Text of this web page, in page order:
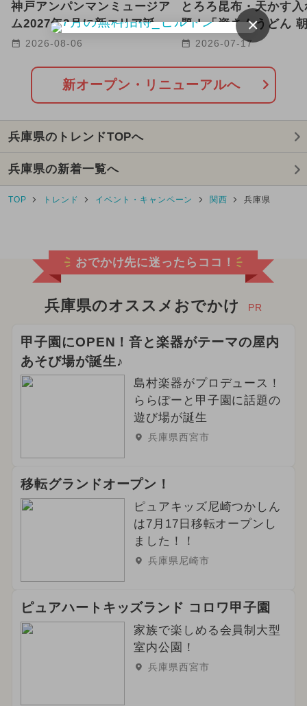
2024年11月のイベント
2025年8月のイベント
2026年8月のイベント
2025年10月のイベント
2026年7月のイベント
2025年3月のイベント
2025年7月のイベント
2024年6月のイベント
2024年10月のイベント
2025年1月のイベント
2026年4月のイベント
2024年9月のイベント
2025年2月のイベント
2026年3月のイベント
2026年5月のイベント
2024年8月のイベント
2025年4月のイベント 冬休み
2025年5月のイベント ハロウィン
神戸アンパンマンミュージア
ム2027年2月に新エリア誕生
へ 海と冒険がテーマ！
2026-08-06
とろろ昆布・天かす入
題！「資さんうどん
店」が明石市に2026
2026-07-17
新オープン・リニューアルへ
兵庫県のトレンドTOPへ
兵庫県の新着一覧へ
TOP トレンド イベント・キャンペーン 関西 兵庫県
おでかけ先に迷ったらココ！
兵庫県のオススメおでかけ PR
甲子園にOPEN！音と楽器がテーマの屋内
あそび場が誕生♪
島村楽器がプロデュース！
ららぽーと甲子園に話題の
遊び場が誕生
兵庫県西宮市
移転グランドオープン！
ピュアキッズ尼崎つかしん
は7月17日移転オープンし
ました！！
兵庫県尼崎市
ピュアハートキッズランド コロワ甲子園
家族で楽しめる会員制大型
室内公園！
兵庫県西宮市
×